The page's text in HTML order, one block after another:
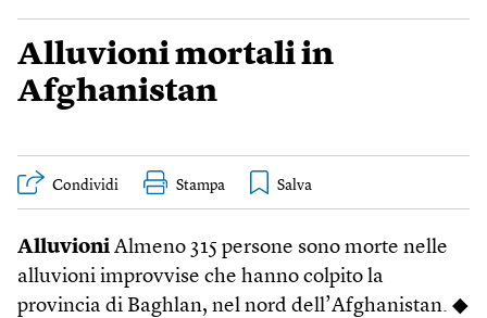
Alluvioni mortali in
Afghanistan
Condividi Stampa
Alluvioni Almeno 315 persone sono morte nelle
alluvioni improvvise che hanno colpito la
provincia di Baghlan, nel nord dell’Afghanistan. ◆